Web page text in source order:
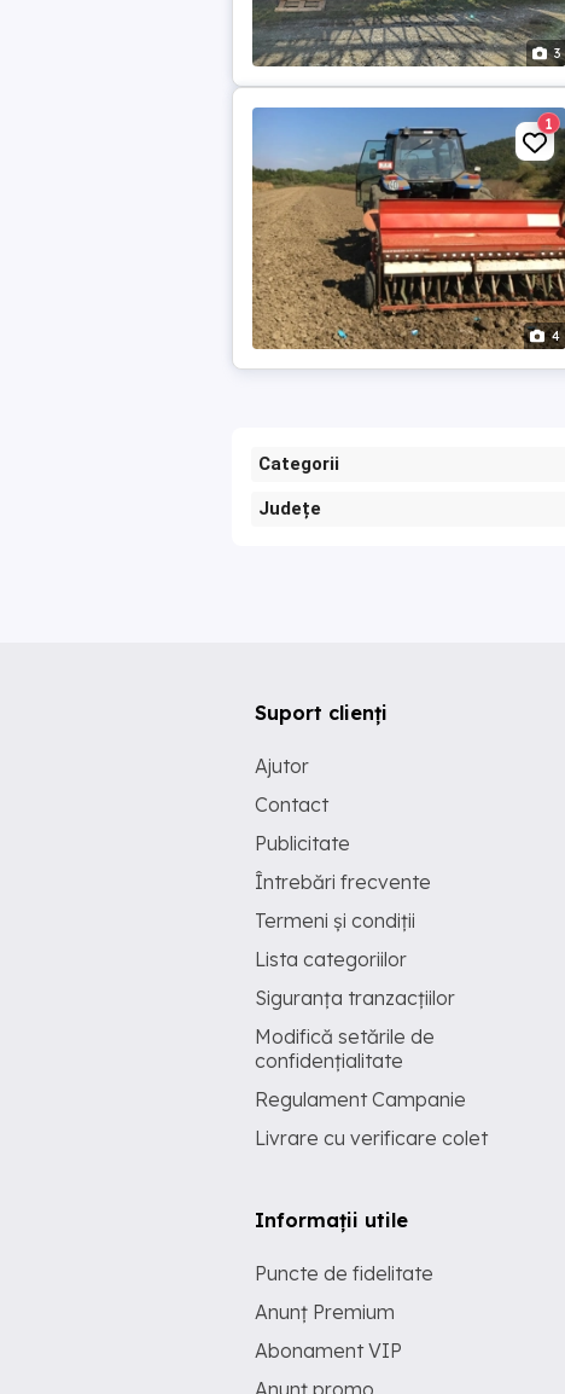
3
4
1
Categorii
Județe
Suport clienți
Ajutor
Contact
Publicitate
Întrebări frecvente
Termeni și condiții
Lista categoriilor
Siguranța tranzacțiilor
Modifică setările de
confidențialitate
Regulament Campanie
Livrare cu verificare colet
Informații utile
Puncte de fidelitate
Anunț Premium
Abonament VIP
Anunț promo